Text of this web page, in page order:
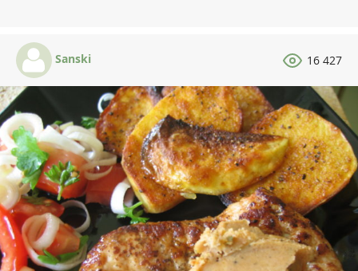
Sanski 16 427